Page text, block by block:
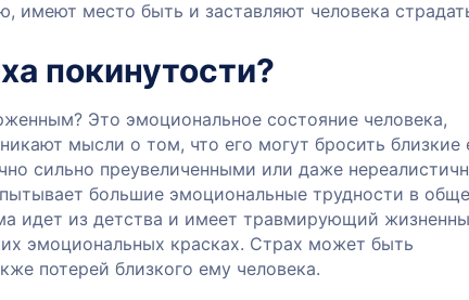
имеют место быть и заставляют человека
покинутости?
Это эмоциональное состояние человека,
мысли о том, что его могут бросить близкие
сильно преувеличенными или даже
большие эмоциональные трудности в
идет из детства и имеет травмирующий
эмоциональных красках. Страх может быть
потерей близкого ему человека.